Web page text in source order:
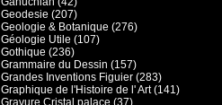
Geodesie (207)
Geologie & Botanique (276)
Géologie Utile (107)
Gothique (236)
Grammaire du Dessin (157)
Grandes Inventions Figuier (283)
Graphique de l'Histoire de l' Art (141)
Gravure Cristal palace (37)